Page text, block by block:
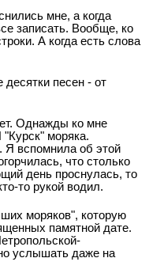
мне, а когда
записать. Вообще, ко
А когда есть слова
десятки песен - от
Однажды ко мне
моряка.
Я вспомнила об этой
что столько
день проснулась, то
то рукой водил.
моряков", которую
памятной дате.
услышать даже на